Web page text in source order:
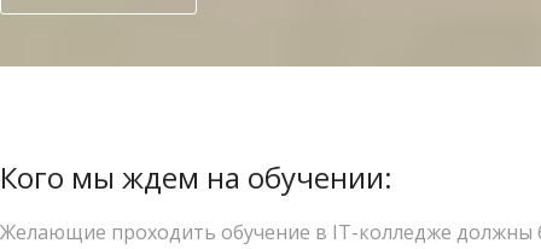
Кого мы ждем на обучении:
Желающие проходить обучение в IT-колледже должны